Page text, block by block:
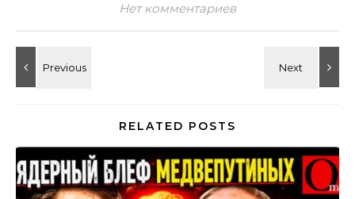
Нет комментариев
RELATED POSTS